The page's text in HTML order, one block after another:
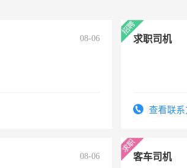
08-06 求职司机
查看联系
08-06 客车司机